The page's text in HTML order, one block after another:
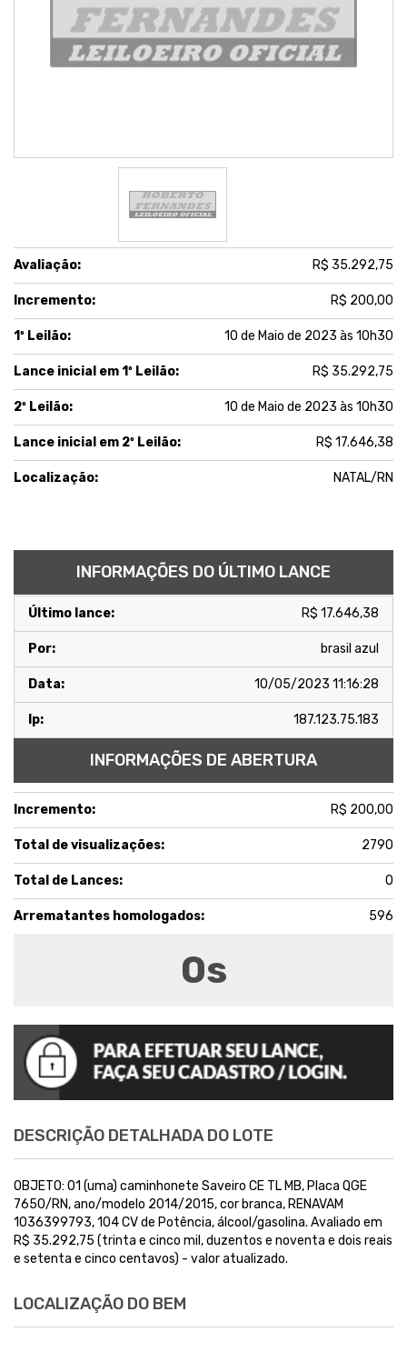
Avaliação: R$ 35.292,75
Incremento: R$ 200,00
1º Leilão: 10 de Maio de 2023 às 10h30
Lance inicial em 1º Leilão: R$ 35.292,75
2º Leilão: 10 de Maio de 2023 às 10h30
Lance inicial em 2º Leilão: R$ 17.646,38
Localização: NATAL/RN
INFORMAÇÕES DO ÚLTIMO LANCE
Último lance: R$ 17.646,38
Por: brasil azul
Data: 10/05/2023 11:16:28
Ip: 187.123.75.183
INFORMAÇÕES DE ABERTURA
Incremento: R$ 200,00
Total de visualizações: 2790
Total de Lances: 0
Arrematantes homologados: 596
0s
DESCRIÇÃO DETALHADA DO LOTE
OBJETO: 01 (uma) caminhonete Saveiro CE TL MB, Placa QGE
7650/RN, ano/modelo 2014/2015, cor branca, RENAVAM
1036399793, 104 CV de Potência, álcool/gasolina. Avaliado em
R$ 35.292,75 (trinta e cinco mil, duzentos e noventa e dois reais
e setenta e cinco centavos) - valor atualizado.
LOCALIZAÇÃO DO BEM